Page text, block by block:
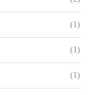
(1)
(1)
(1)